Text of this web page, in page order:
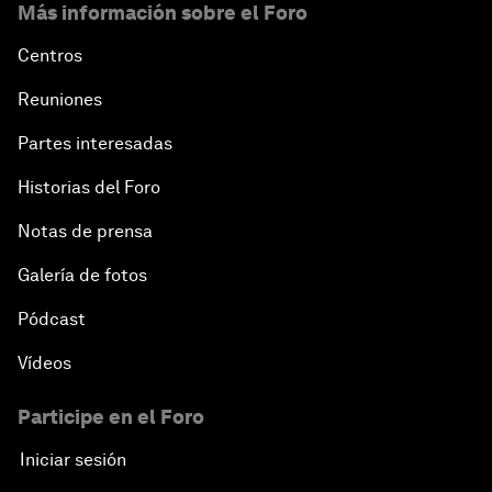
Más información sobre el Foro
Centros
Reuniones
Partes interesadas
Historias del Foro
Notas de prensa
Galería de fotos
Pódcast
Vídeos
Participe en el Foro
Iniciar sesión